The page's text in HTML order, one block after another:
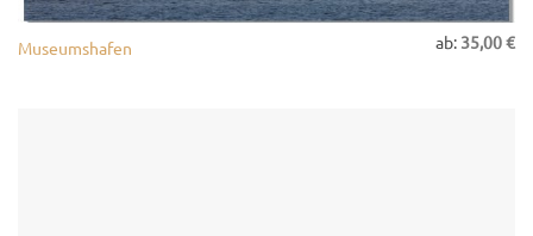
Museumshafen ab: 35,00€